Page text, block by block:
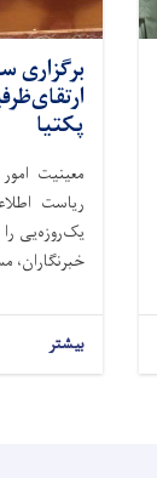
برگزاری
پکتیا
معینیت
ریاست
یک‌روزه‌یی
خبرنگاران،
بیشتر